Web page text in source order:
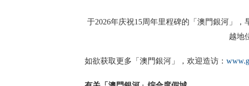
于2026年庆祝15周年里程碑的「澳門銀河」
越地
如欲获取更多「澳門銀河」，欢迎造访：